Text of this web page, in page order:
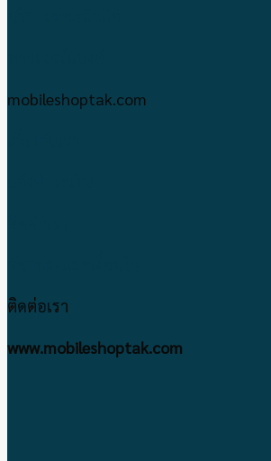
mobileshoptak.com
ติดต่อเรา
www.mobileshoptak.com